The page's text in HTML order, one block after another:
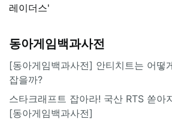
레이더스'
동아게임백과사전
[동아게임백과사전] 안티치트는 어떻
잡을까?
스타크래프트 잡아라! 국산 RTS 쏟아
[동아게임백과사전]